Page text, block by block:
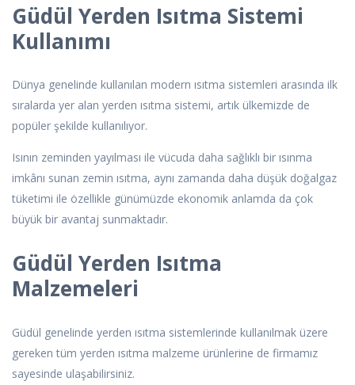
Güdül Yerden Isıtma Sistemi
Kullanımı
Dünya genelinde kullanılan modern ısıtma sistemleri arasında ilk
sıralarda yer alan yerden ısıtma sistemi, artık ülkemizde de
popüler şekilde kullanılıyor.
Isının zeminden yayılması ile vücuda daha sağlıklı bir ısınma
imkânı sunan zemin ısıtma, aynı zamanda daha düşük doğalgaz
tüketimi ile özellikle günümüzde ekonomik anlamda da çok
büyük bir avantaj sunmaktadır.
Güdül Yerden Isıtma
Malzemeleri
Güdül genelinde yerden ısıtma sistemlerinde kullanılmak üzere
gereken tüm yerden ısıtma malzeme ürünlerine de firmamız
sayesinde ulaşabilirsiniz.